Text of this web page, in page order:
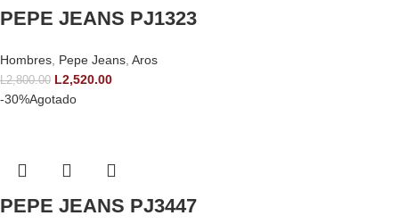
PEPE JEANS PJ1323
Hombres Pepe Jeans Aros
L2,800.00 L2,520.00
-30%Agotado
PEPE JEANS PJ3447